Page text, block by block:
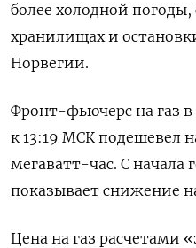
более холодной
хранилищах и
Норвегии.
Фронт-фьючерс на газ
к 13:19 МСК подешевел
мегаватт-час. С начала
показывает снижение
Цена на газ расчетами